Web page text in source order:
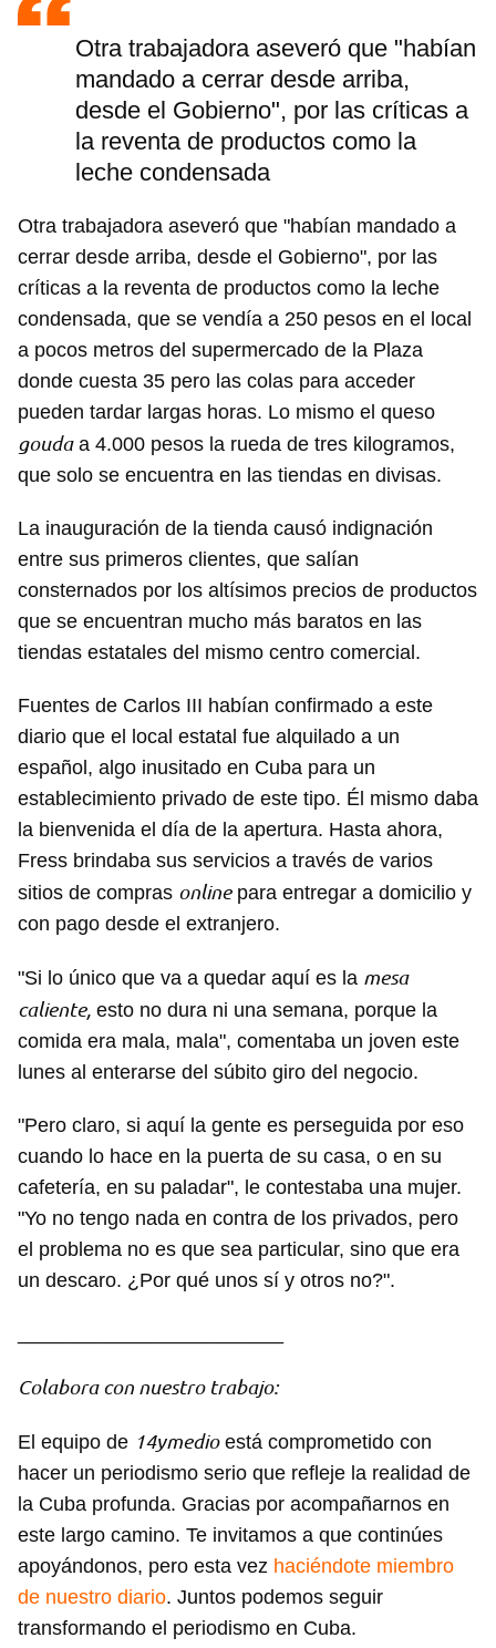
Otra trabajadora aseveró que "habían
mandado a cerrar desde arriba,
desde el Gobierno", por las críticas a
la reventa de productos como la
leche condensada
Otra trabajadora aseveró que "habían mandado a
cerrar desde arriba, desde el Gobierno", por las
críticas a la reventa de productos como la leche
condensada, que se vendía a 250 pesos en el local
a pocos metros del supermercado de la Plaza
donde cuesta 35 pero las colas para acceder
pueden tardar largas horas. Lo mismo el queso
goudaa 4.000 pesos la rueda de tres kilogramos,
que solo se encuentra en las tiendas en divisas.
La inauguración de la tienda causó indignación
entre sus primeros clientes, que salían
consternados por los altísimos precios de productos
que se encuentran mucho más baratos en las
tiendas estatales del mismo centro comercial.
Fuentes de Carlos III habían confirmado a este
diario que el local estatal fue alquilado a un
español, algo inusitado en Cuba para un
establecimiento privado de este tipo. Él mismo daba
la bienvenida el día de la apertura. Hasta ahora,
Fress brindaba sus servicios a través de varios
sitios de compras onlinepara entregar a domicilio y
con pago desde el extranjero.
"Si lo único que va a quedar aquí es la mesa
caliente, esto no dura ni una semana, porque la
comida era mala, mala", comentaba un joven este
lunes al enterarse del súbito giro del negocio.
"Pero claro, si aquí la gente es perseguida por eso
cuando lo hace en la puerta de su casa, o en su
cafetería, en su paladar", le contestaba una mujer.
"Yo no tengo nada en contra de los privados, pero
el problema no es que sea particular, sino que era
un descaro. ¿Por qué unos sí y otros no?".
Colabora con nuestro trabajo:
El equipo de 14ymedioestá comprometido con
hacer un periodismo serio que refleje la realidad de
la Cuba profunda. Gracias por acompañarnos en
este largo camino. Te invitamos a que continúes
apoyándonos, pero esta vez haciéndote miembro
de nuestro diario. Juntos podemos seguir
transformando el periodismo en Cuba.